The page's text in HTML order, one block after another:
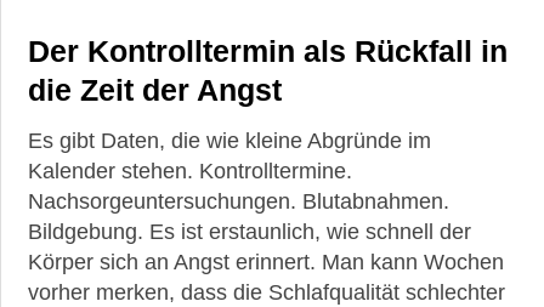
Der Kontrolltermin als Rückfall in
die Zeit der Angst
Es gibt Daten, die wie kleine Abgründe im
Kalender stehen. Kontrolltermine.
Nachsorgeuntersuchungen. Blutabnahmen.
Bildgebung. Es ist erstaunlich, wie schnell der
Körper sich an Angst erinnert. Man kann Wochen
vorher merken, dass die Schlafqualität schlechter